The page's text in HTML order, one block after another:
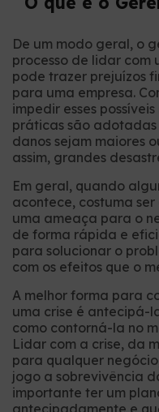
De um modo geral, o
processo de lidar com
pode trazer prejuízos
para uma empresa.
impedir esses
práticas são
danos sejam maiores
assim, grandes
Em geral, quando
acontece, costuma
uma ameaça para o
de forma rápida e
para solucionar o
com os efeitos que o
A melhor forma para
uma crise é antecipá-
como contorná-la no
Lidar com a crise, da
para qualquer
jogo a sobrevivência
importante ter um